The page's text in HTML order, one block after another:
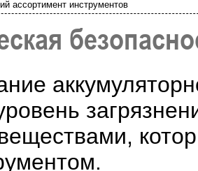
ассортимент инструментов